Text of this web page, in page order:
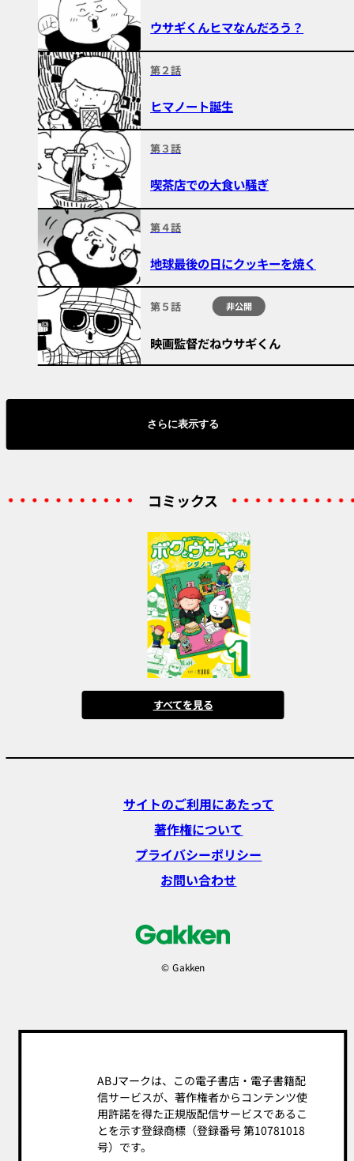
ウサギくんヒマなんだろう？
第２話
ヒマノート誕生
第３話
喫茶店での大食い騒ぎ
第４話
地球最後の日にクッキーを焼く
第５話 非公開
映画監督だねウサギくん
さらに表示する
コミックス
すべてを見る
サイトのご利用にあたって
著作権について
プライバシーポリシー
お問い合わせ
© Gakken
ABJマークは、この電子書店・電子書籍配
信サービスが、著作権者からコンテンツ使
用許諾を得た正規版配信サービスであるこ
とを示す登録商標（登録番号 第10781018
号）です。